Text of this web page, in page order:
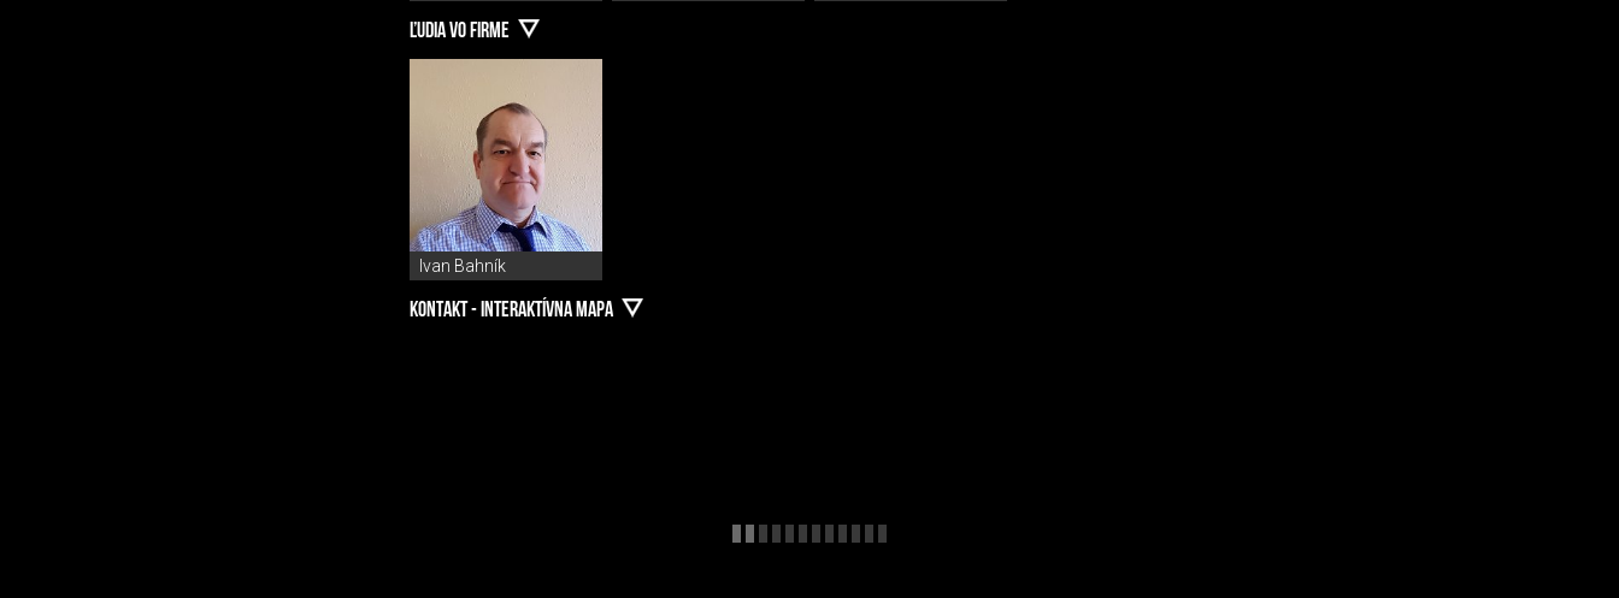
ĽUDIA VO FIRME
Ivan Bahník
KONTAKT - INTERAKTÍVNA MAPA